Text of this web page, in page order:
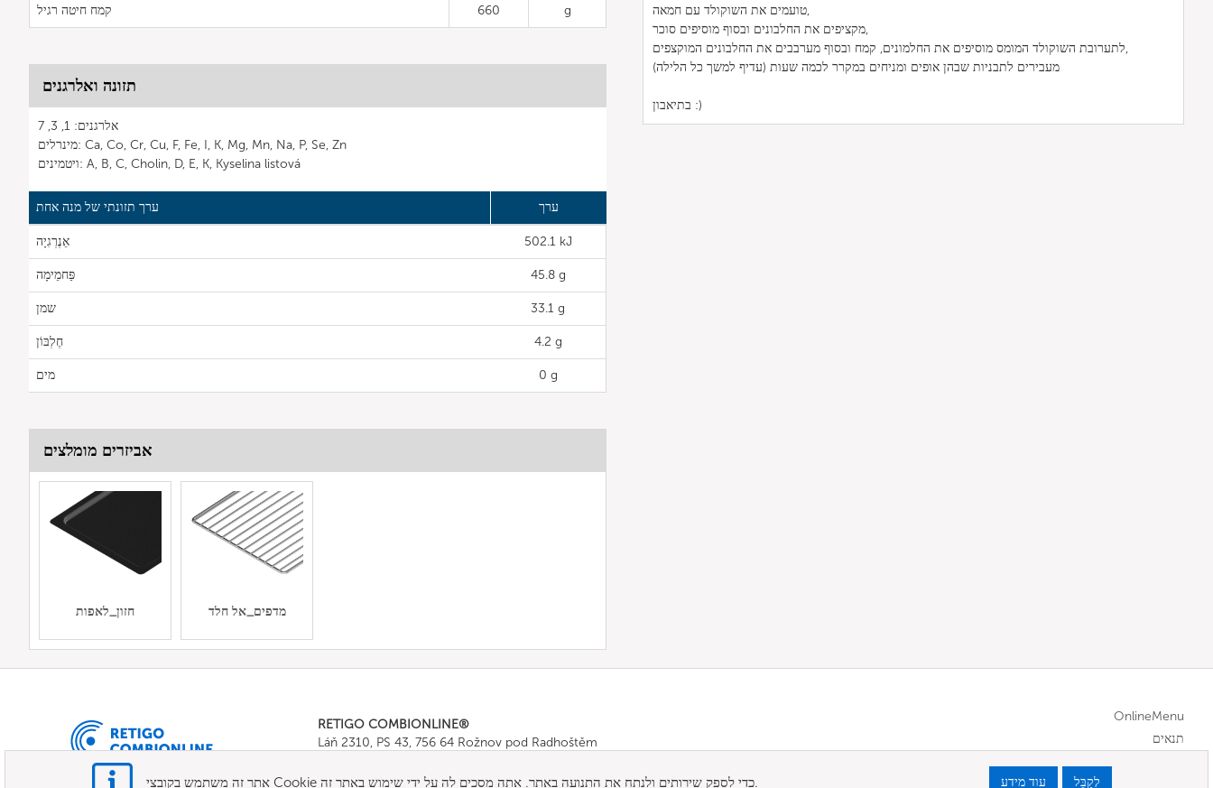
קמח חיטה רגיל 660 g
תזונה ואלרגנים
אלרגנים: 1, 3, 7
מינרלים: Ca, Co, Cr, Cu, F, Fe, I, K, Mg, Mn, Na, P, Se, Zn
ויטמינים: A, B, C, Cholin, D, E, K, Kyselina listová
ערך תזונתי של מנה אחת ערך
אֵנֶרְגִיָה 502.1 kJ
פַּחמֵימָה 45.8 g
שמן 33.1 g
חֶלְבּוֹן 4.2 g
מים 0 g
טועמים את השוקולד עם חמאה,
מקציפים את החלבונים ובסוף מוסיפים סוכר,
לתערובת השוקולד המומס מוסיפים את החלמונים, קמח ובסוף מערבבים את החלבונים המוקצפים,
מעבירים לתבניות שבהן אופים ומניחים במקרר לכמה שעות (עדיף למשך כל הלילה)
בתיאבון :)
אביזרים מומלצים
חזון_לאפות מדפים_אל חלד
RETIGO COMBIONLINE®
Láň 2310, PS 43, 756 64 Rožnov pod Radhoštěm
E-mail:info@combionline.com
OnlineMenu
תנאים
אתר זה משתמש בקובצי Cookie כדי לספק שירותים ולנתח את התנועה באתר. אתה מסכים לה על ידי שימוש באתר זה. עוד מידע לְקַבֵּל